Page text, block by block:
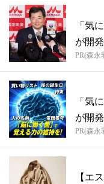
「気
が開
PR(森永
「気
が開
PR(森永
【エ